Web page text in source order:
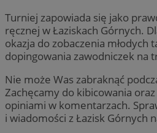
Turniej zapowiada się jako
ręcznej w Łaziskach Górnych.
okazja do zobaczenia młodych
dopingowania zawodniczek na
Nie może Was zabraknąć
Zachęcamy do kibicowania
opiniami w komentarzach.
i wiadomości z Łazisk Górnych